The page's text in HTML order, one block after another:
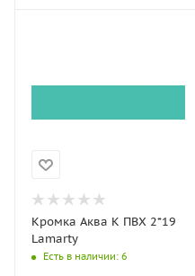
Кромка Аква K ПВХ 2*19
Lamarty
Есть в наличии: 6